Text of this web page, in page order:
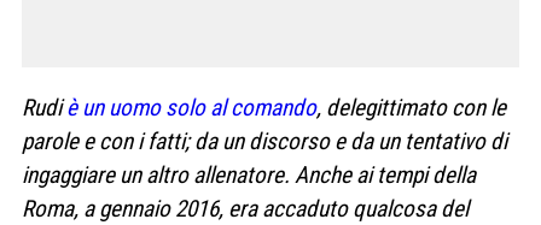
Rudiè un uomo solo al comando, delegittimato con le
parole e con i fatti; da un discorso e da un tentativo di
ingaggiare un altro allenatore. Anche ai tempi della
Roma, a gennaio 2016, era accaduto qualcosa del